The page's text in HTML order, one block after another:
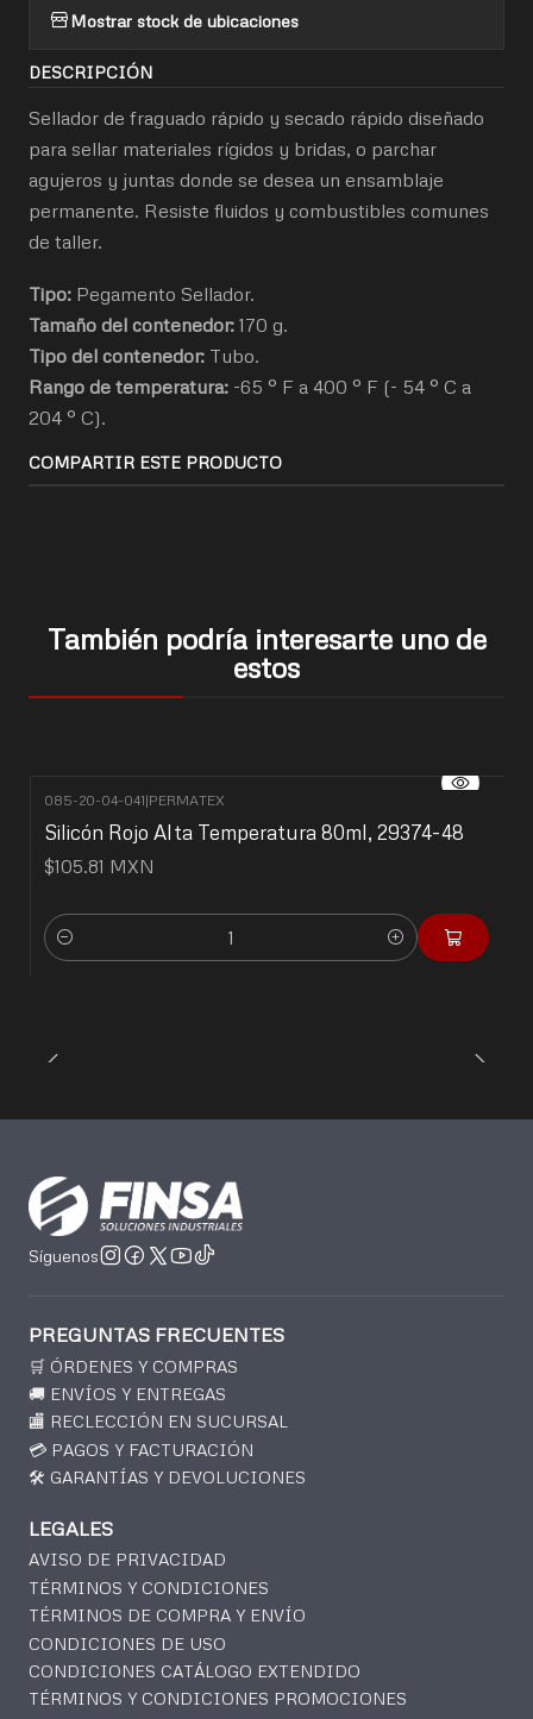
Mostrar stock de ubicaciones
DESCRIPCIÓN
Sellador de fraguado rápido y secado rápido diseñado
para sellar materiales rígidos y bridas, o parchar
agujeros y juntas donde se desea un ensamblaje
permanente. Resiste fluidos y combustibles comunes
de taller.
Tipo: Pegamento Sellador.
Tamaño del contenedor: 170 g.
Tipo del contenedor: Tubo.
Rango de temperatura: -65 ° F a 400 ° F (- 54 ° C a
204 ° C).
COMPARTIR ESTE PRODUCTO
También podría interesarte uno de
estos
085-20-04-041|PERMATEX
Silicón Rojo Alta Temperatura 80ml, 29374-48
$105.81 MXN
Cantidad
Síguenos
PREGUNTAS FRECUENTES
🛒 ÓRDENES Y COMPRAS
🚚 ENVÍOS Y ENTREGAS
🏬 RECLECCIÓN EN SUCURSAL
💳 PAGOS Y FACTURACIÓN
🛠️ GARANTÍAS Y DEVOLUCIONES
LEGALES
AVISO DE PRIVACIDAD
TÉRMINOS Y CONDICIONES
TÉRMINOS DE COMPRA Y ENVÍO
CONDICIONES DE USO
CONDICIONES CATÁLOGO EXTENDIDO
TÉRMINOS Y CONDICIONES PROMOCIONES